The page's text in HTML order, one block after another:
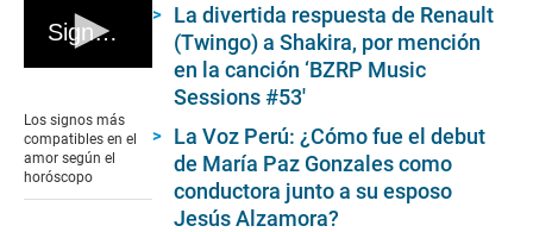
Signos compatibles en el amor
of
3
minutes,
0
Los signos más
compatibles en el
amor según el
horóscopo
La divertida respuesta de Renault
(Twingo) a Shakira, por mención
en la canción ‘BZRP Music
Sessions #53′
La Voz Perú: ¿Cómo fue el debut
de María Paz Gonzales como
conductora junto a su esposo
Jesús Alzamora?